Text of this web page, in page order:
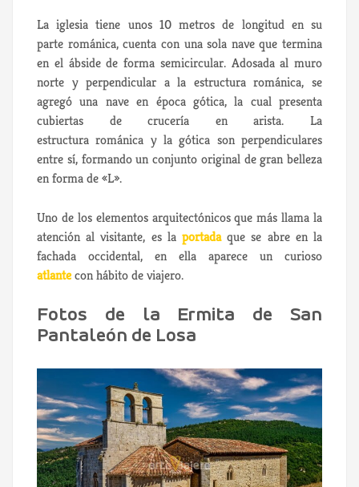
La iglesia tiene unos 10 metros de longitud en su
parte románica, cuenta con una sola nave que termina
en el ábside de forma semicircular. Adosada al muro
norte y perpendicular a la estructura románica, se
agregó una nave en época gótica, la cual presenta
cubiertas de crucería en arista. La
estructura románica y la gótica son perpendiculares
entre sí, formando un conjunto original de gran belleza
en forma de «L».
Uno de los elementos arquitectónicos que más llama la
atención al visitante, es la portadaque se abre en la
fachada occidental, en ella aparece un curioso
atlantecon hábito de viajero.
Fotos de la Ermita de San
Pantaleón de Losa